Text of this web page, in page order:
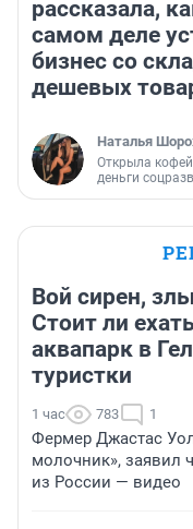
рассказала,
самом деле
бизнес со
дешевых
Наталья
Открыла
деньги
Вой сирен,
Стоит ли
аквапарк в
туристки
1 час 783 1
Фермер Джастас
молочник», заявил
из России — видео